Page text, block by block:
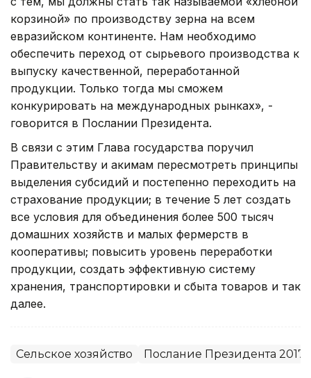
корзиной» по производству зерна на всем
евразийском континенте. Нам необходимо
обеспечить переход от сырьевого производства к
выпуску качественной, переработанной
продукции. Только тогда мы сможем
конкурировать на международных рынках», -
говорится в Послании Президента.
В связи с этим Глава государства поручил
Правительству и акимам пересмотреть принципы
выделения субсидий и постепенно переходить на
страхование продукции; в течение 5 лет создать
все условия для объединения более 500 тысяч
домашних хозяйств и малых фермерств в
кооперативы; повысить уровень переработки
продукции, создать эффективную систему
хранения, транспортировки и сбыта товаров и так
далее.
Сельское хозяйство Послание Президента 2017